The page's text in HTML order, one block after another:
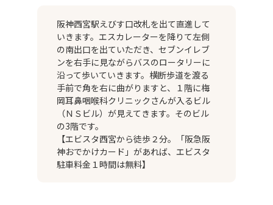
阪神西宮駅えびす口改札を出て直進して
いきます。エスカレーターを降りて左側
の南出口を出ていただき、セブンイレブ
ンを右手に見ながらバスのロータリーに
沿って歩いていきます。横断歩道を渡る
手前で角を右に曲がりますと、１階に梅
岡耳鼻咽喉科クリニックさんが入るビル
（ＮＳビル）が見えてきます。そのビル
の3階です。
【エビスタ西宮から徒歩２分。「阪急阪
神おでかけカード」があれば、エビスタ
駐車料金１時間は無料】